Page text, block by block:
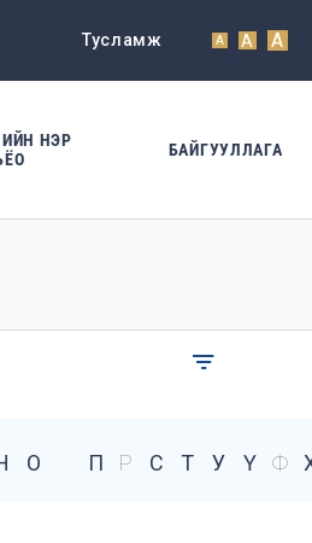
Тусламж A A A
НЭР
БАЙГУУЛЛАГА
О П Р С Т У Ү Ф